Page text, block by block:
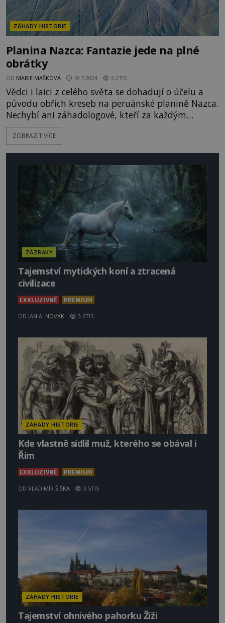
ZÁHADY HISTORIE
Planina Nazca: Fantazie jede na plné
obrátky
OD MARIE MAŠKOVÁ 10.7.2024 3.2TIS
Vědci i laici z celého světa se dohadují o účelu a
původu obřích kreseb na peruánské planině Nazca.
Nechybí ani záhadologové, kteří za každým
neobvyklým lidským výtvorem vidí
mimozemšťany. Určité bezradnosti vědecké obce
teorií sice velmi fantaskní, ale nejspíš i právě proto
ve spojitosti s Nazcou dodnes
ZOBRAZIT VÍCE
ZÁZRAKY
Tajemství mytických koní a ztracená
civilizace
EXKLUZIVNĚ PREMIUM
OD JAN A. NOVÁK 3.6TIS
ZÁHADY HISTORIE
Kde vlastně sídlil muž, kterého se obával i
Řím
EXKLUZIVNĚ PREMIUM
OD VLADIMÍR ŠIŠKA 3.5TIS
ZÁHADY HISTORIE
Tajemství ohnivého pahorku Žiži